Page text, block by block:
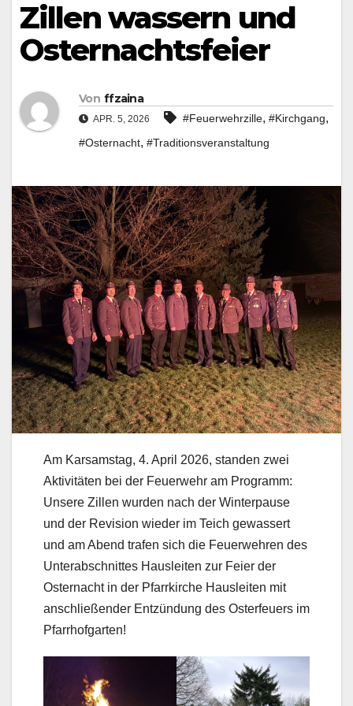
Zillen wassern und
Osternachtsfeier
Von ffzaina
APR. 5, 2026 #Feuerwehrzille, #Kirchgang,
#Osternacht, #Traditionsveranstaltung
Am Karsamstag, 4. April 2026, standen zwei
Aktivitäten bei der Feuerwehr am Programm:
Unsere Zillen wurden nach der Winterpause
und der Revision wieder im Teich gewassert
und am Abend trafen sich die Feuerwehren des
Unterabschnittes Hausleiten zur Feier der
Osternacht in der Pfarrkirche Hausleiten mit
anschließender Entzündung des Osterfeuers im
Pfarrhofgarten!